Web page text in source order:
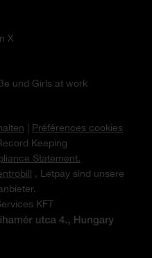
X
und Girls at work
Préférences cookies
Keeping
Statement.
, Letpay sind unsere
KFT